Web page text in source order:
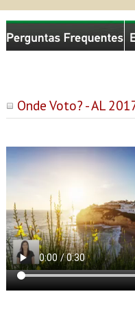
Onde Voto? - AL
Comissão Nacional de Eleições